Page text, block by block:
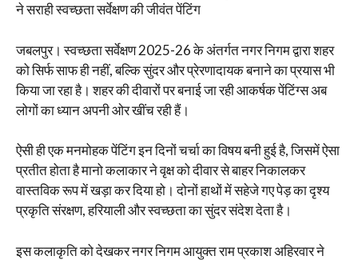
ने सराही स्वच्छता सर्वेक्षण की जीवंत पेंटिंग
जबलपुर। स्वच्छता सर्वेक्षण 2025-26 के अंतर्गत नगर निगम द्वारा शहर
को सिर्फ साफ ही नहीं, बल्कि सुंदर और प्रेरणादायक बनाने का प्रयास भी
किया जा रहा है। शहर की दीवारों पर बनाई जा रही आकर्षक पेंटिंग्स अब
लोगों का ध्यान अपनी ओर खींच रही हैं।
ऐसी ही एक मनमोहक पेंटिंग इन दिनों चर्चा का विषय बनी हुई है, जिसमें ऐसा
प्रतीत होता है मानो कलाकार ने वृक्ष को दीवार से बाहर निकालकर
वास्तविक रूप में खड़ा कर दिया हो। दोनों हाथों में सहेजे गए पेड़ का दृश्य
प्रकृति संरक्षण, हरियाली और स्वच्छता का सुंदर संदेश देता है।
इस कलाकृति को देखकर नगर निगम आयुक्त राम प्रकाश अहिरवार ने